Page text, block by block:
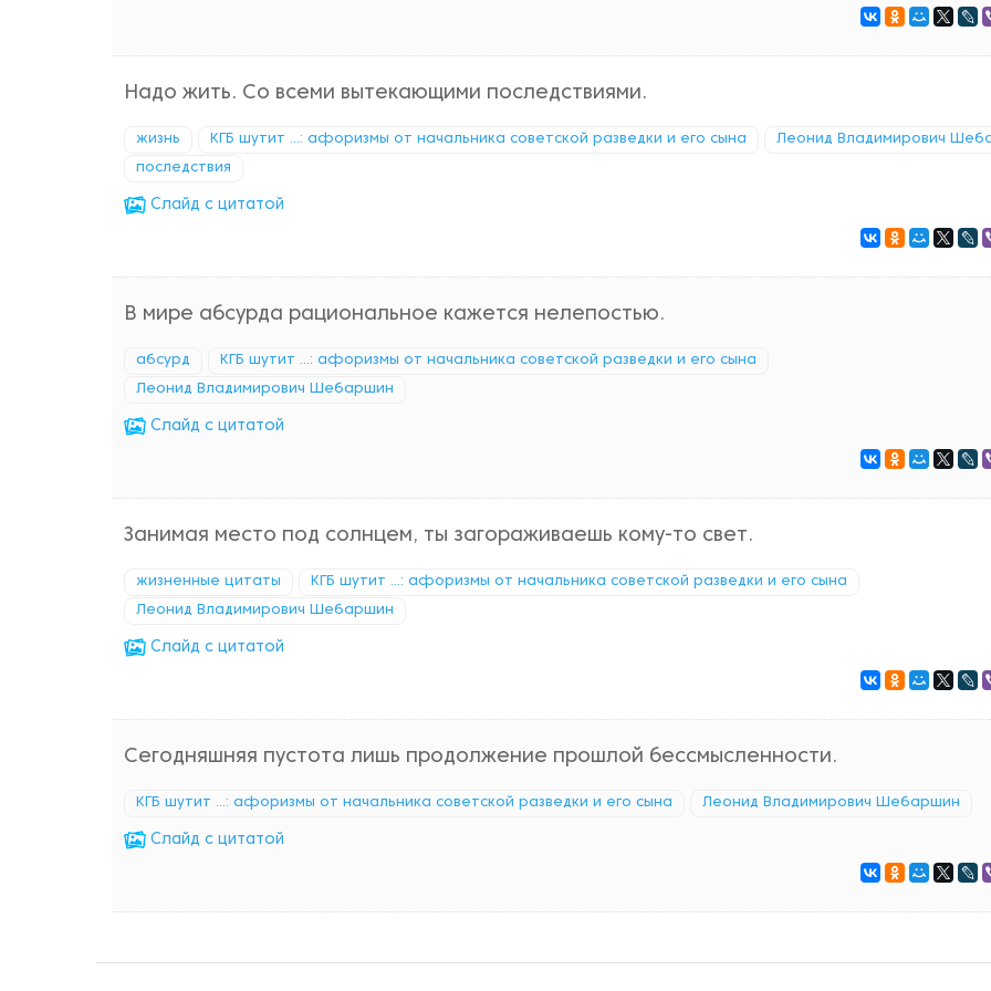
Надо жить. Со всеми вытекающими последствиями.
жизнь КГБ шутит ...: афоризмы от начальника советской разведки и его сына Леонид Владимирович
последствия
Cлайд с цитатой
В мире абсурда рациональное кажется нелепостью.
абсурд КГБ шутит ...: афоризмы от начальника советской разведки и его сына
Леонид Владимирович Шебаршин
Cлайд с цитатой
Занимая место под солнцем, ты загораживаешь кому-то свет.
жизненные цитаты КГБ шутит ...: афоризмы от начальника советской разведки и его сына
Леонид Владимирович Шебаршин
Cлайд с цитатой
Сегодняшняя пустота лишь продолжение прошлой бессмысленности.
КГБ шутит ...: афоризмы от начальника советской разведки и его сына Леонид Владимирович Шебаршин
Cлайд с цитатой